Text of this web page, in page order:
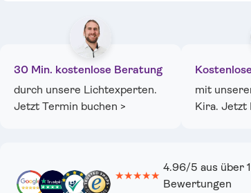
30 Min. kostenlose Beratung
durch unsere Lichtexperten.
Jetzt Termin buchen >
mit
Kira. Jetzt
★★★★★
4.96/5 aus über
Bewertungen